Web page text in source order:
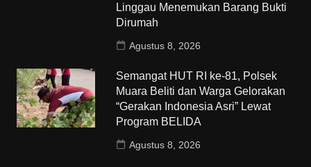
Linggau Menemukan Barang Bukti
Dirumah
Agustus 8, 2026
Semangat HUT RI ke-81, Polsek
Muara Beliti dan Warga Gelorakan
“Gerakan Indonesia Asri” Lewat
Program BELIDA
Agustus 8, 2026